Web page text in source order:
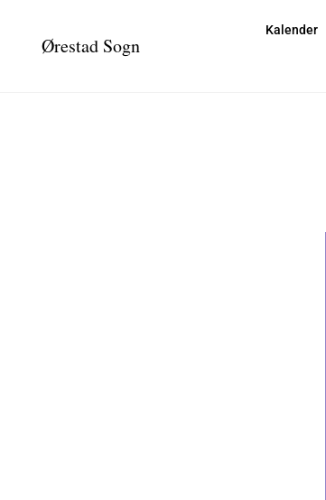
Ørestad Sogn
Kalender